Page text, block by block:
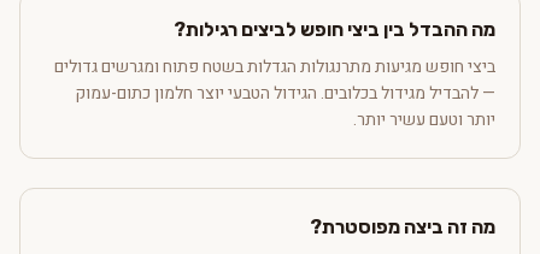
מה ההבדל בין ביצי חופש לביצים רגילות?
ביצי חופש מגיעות מתרנגולות הגדלות בשטח פתוח ומגרשים גדולים
— להבדיל מגידול בכלובים. הגידול הטבעי יוצר חלמון כתום-עמוק
יותר וטעם עשיר יותר.
מה זה ביצה מפוסטרת?